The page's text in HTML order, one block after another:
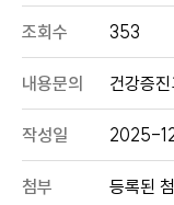
조회수 353
내용문의 건강증
작성일 2025-
첨부 등록된